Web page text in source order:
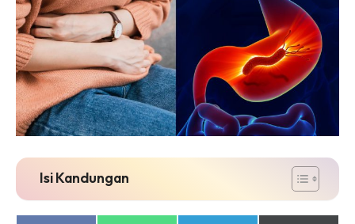
Isi Kandungan